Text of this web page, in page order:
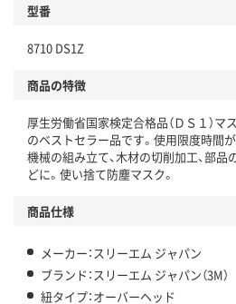
型番
8710 DS1Z
商品の特徴
厚生労働省国家検定合格品（ＤＳ１）マ
のベストセラー品です。使用限度時間が
機械の組み立て、木材の切削加工、部品
どに。使い捨て防塵マスク。
商品仕様
メーカー：スリーエム ジャパン
ブランド：スリーエム ジャパン（3M）
紐タイプ：オーバーヘッド